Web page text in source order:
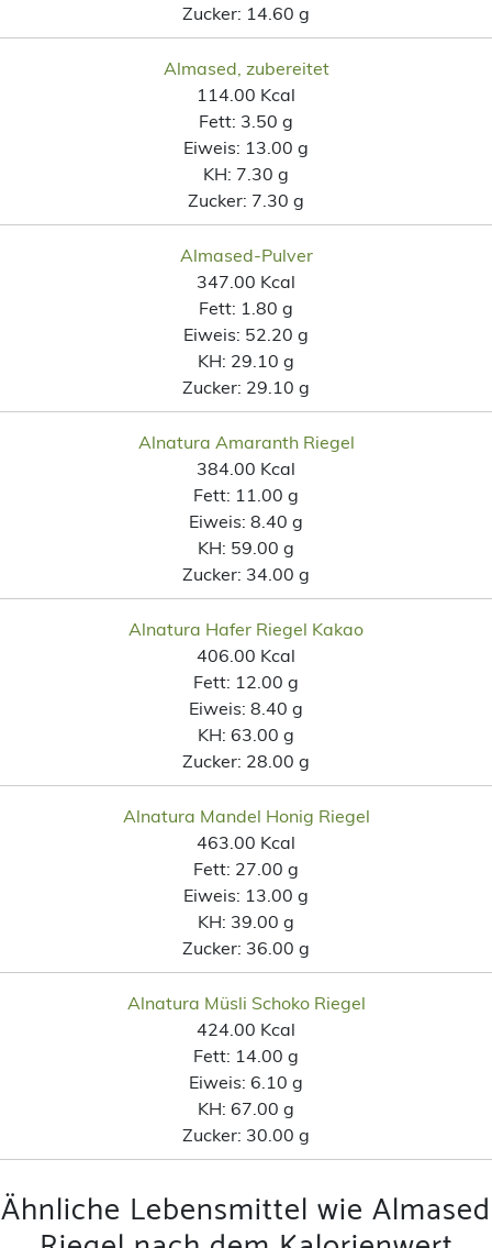
Zucker: 14.60 g
Almased, zubereitet
114.00 Kcal
Fett: 3.50 g
Eiweis: 13.00 g
KH: 7.30 g
Zucker: 7.30 g
Almased-Pulver
347.00 Kcal
Fett: 1.80 g
Eiweis: 52.20 g
KH: 29.10 g
Zucker: 29.10 g
Alnatura Amaranth Riegel
384.00 Kcal
Fett: 11.00 g
Eiweis: 8.40 g
KH: 59.00 g
Zucker: 34.00 g
Alnatura Hafer Riegel Kakao
406.00 Kcal
Fett: 12.00 g
Eiweis: 8.40 g
KH: 63.00 g
Zucker: 28.00 g
Alnatura Mandel Honig Riegel
463.00 Kcal
Fett: 27.00 g
Eiweis: 13.00 g
KH: 39.00 g
Zucker: 36.00 g
Alnatura Müsli Schoko Riegel
424.00 Kcal
Fett: 14.00 g
Eiweis: 6.10 g
KH: 67.00 g
Zucker: 30.00 g
Ähnliche Lebensmittel wie Almased